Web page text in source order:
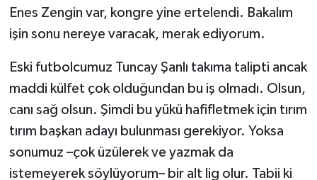
Enes Zengin var, kongre yine ertelendi. Bakalım
işin sonu nereye varacak, merak ediyorum.
Eski futbolcumuz Tuncay Şanlı takıma talipti ancak
maddi külfet çok olduğundan bu iş olmadı. Olsun,
canı sağ olsun. Şimdi bu yükü hafifletmek için tırım
tırım başkan adayı bulunması gerekiyor. Yoksa
sonumuz –çok üzülerek ve yazmak da
istemeyerek söylüyorum– bir alt lig olur. Tabii ki